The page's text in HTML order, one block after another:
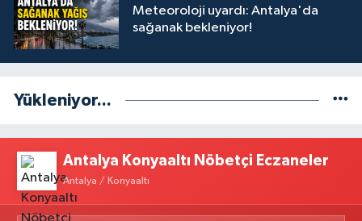
Meteoroloji uyardı: Antalya'da
sağanak bekleniyor!
Yükleniyor...
Antalya Konyaaltı Nöbetçi Eczaneler
Antalya / Konyaaltı